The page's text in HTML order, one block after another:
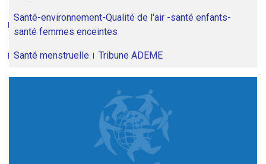
Santé-environnement-Qualité de l'air -santé enfants-
santé femmes enceintes
Santé menstruelle Tribune ADEME